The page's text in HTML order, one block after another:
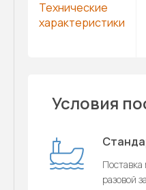
Технические
характеристики
Условия
разовой